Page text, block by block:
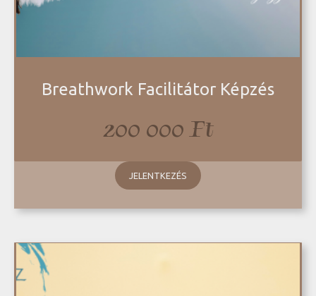
Breathwork Facilitátor Képzés
200 000Ft
JELENTKEZÉS